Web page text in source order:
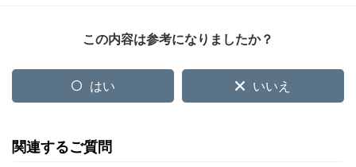
この内容は参考になりましたか？
はい いいえ
関連するご質問